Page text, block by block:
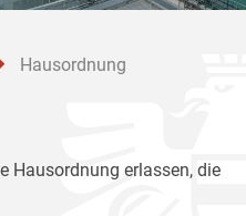
Hausordnung
Hausordnung erlassen, die